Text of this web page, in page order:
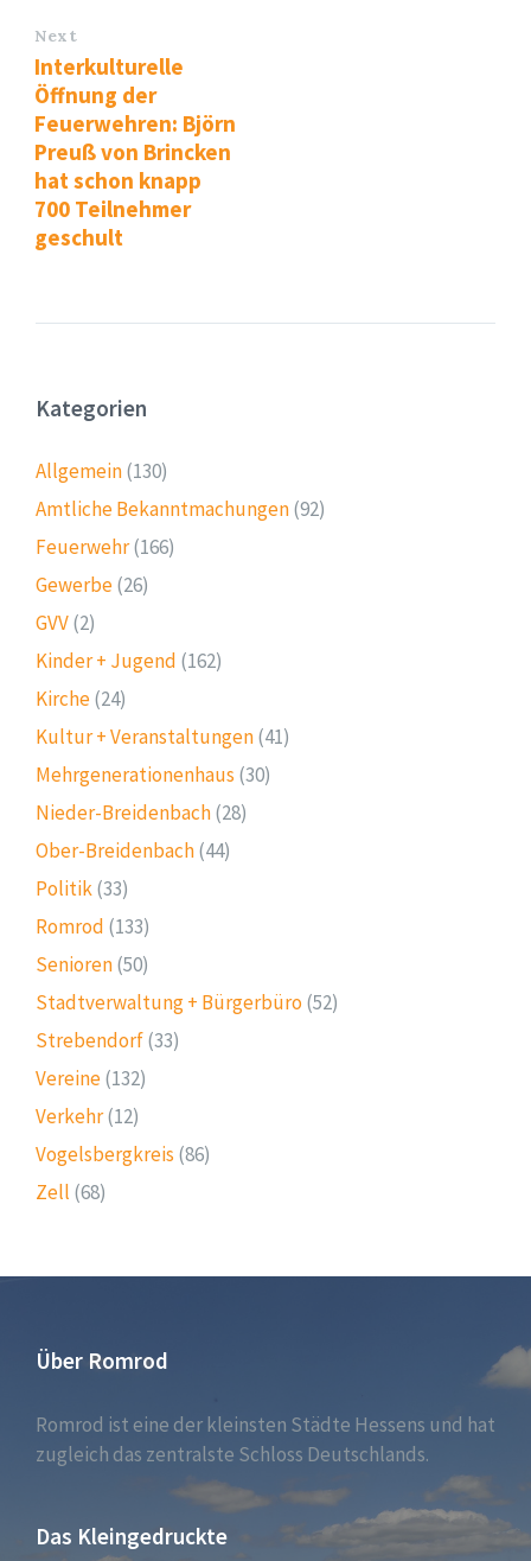
Next
Interkulturelle
Öffnung der
Feuerwehren: Björn
Preuß von Brincken
hat schon knapp
700 Teilnehmer
geschult
Kategorien
Allgemein(130)
Amtliche Bekanntmachungen(92)
Feuerwehr(166)
Gewerbe(26)
GVV(2)
Kinder + Jugend (162)
Kirche(24)
Kultur + Veranstaltungen(41)
Mehrgenerationenhaus (30)
Nieder-Breidenbach(28)
Ober-Breidenbach(44)
Politik(33)
Romrod (133)
Senioren(50)
Stadtverwaltung + Bürgerbüro (52)
Strebendorf(33)
Vereine(132)
Verkehr(12)
Vogelsbergkreis (86)
Zell (68)
Über Romrod
Romrod ist eine der kleinsten Städte Hessens und hat
zugleich das zentralste Schloss Deutschlands.
Das Kleingedruckte